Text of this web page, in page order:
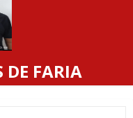
DE FARIA